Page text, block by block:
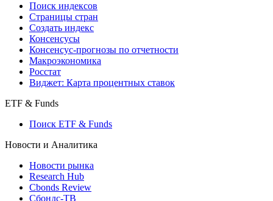
Поиск кредитов
Индексы
Поиск индексов
Страницы стран
Создать индекс
Консенсусы
Консенсус-прогнозы по отчетности
Макроэкономика
Виджет: Карта процентных ставок
ETF & Funds
Поиск ETF & Funds
Новости и Аналитика